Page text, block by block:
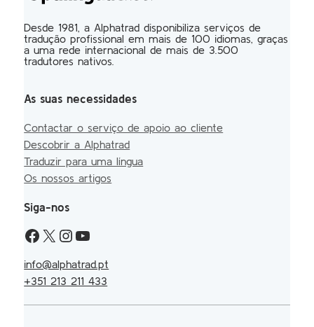
Desde 1981, a Alphatrad disponibiliza serviços de
tradução profissional em mais de 100 idiomas, graças
a uma rede internacional de mais de 3.500
tradutores nativos.
As suas necessidades
Contactar o serviço de apoio ao cliente
Descobrir a Alphatrad
Traduzir para uma língua
Os nossos artigos
Siga-nos
info@alphatrad.pt
+351 213 211 433